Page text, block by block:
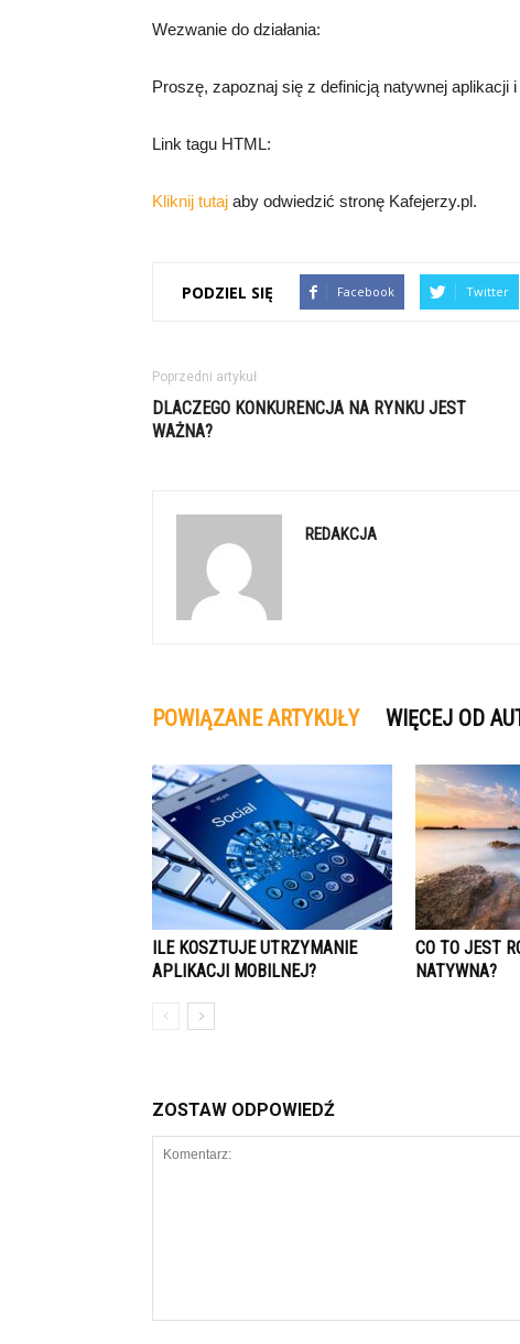
Wezwanie do działania:
Proszę, zapoznaj się z definicją natywnej aplikacji
Link tagu HTML:
Kliknij tutaj aby odwiedzić stronę Kafejerzy.pl.
PODZIEL SIĘ Facebook Twitter
Poprzedni artykuł
DLACZEGO KONKURENCJA NA RYNKU JEST
WAŻNA?
REDAKCJA
POWIĄZANE ARTYKUŁY WIĘCEJ OD
ILE KOSZTUJE UTRZYMANIE
APLIKACJI MOBILNEJ?
CO TO JEST
NATYWNA?
ZOSTAW ODPOWIEDŹ